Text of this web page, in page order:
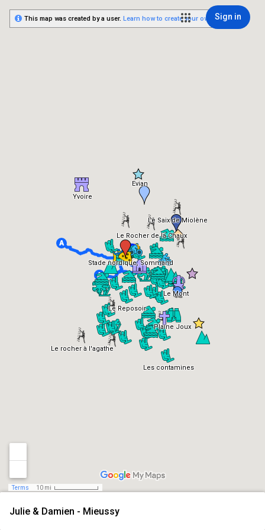
Sign in
Stade nordique, Sommand
Le Reposoir
Les contamines
Plaine Joux
Le Rocher de la Chaux
Le rocher à l'agathe
Le Mont
Le Saix de Miolène
Yvoire
Evian
Julie & Damien - Mieussy
Terms 10 mi
This map was created by a user. Learn how to create your own.